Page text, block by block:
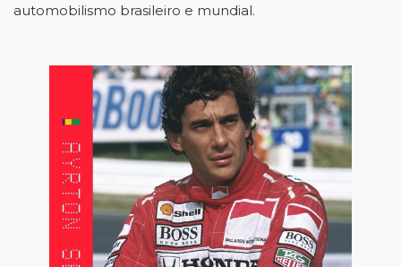
automobilismo brasileiro e mundial.